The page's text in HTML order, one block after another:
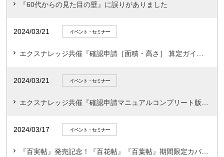
『60代からの見た目の壁』に誤りがありました
2024/03/21 イベント・セミナー
2024/03/21 イベント・セミナー
2024/03/17 イベント・セミナー
『百実帖』発売記念！『百花帖』『百葉帖』期間限定カバー版発売のお知らせ